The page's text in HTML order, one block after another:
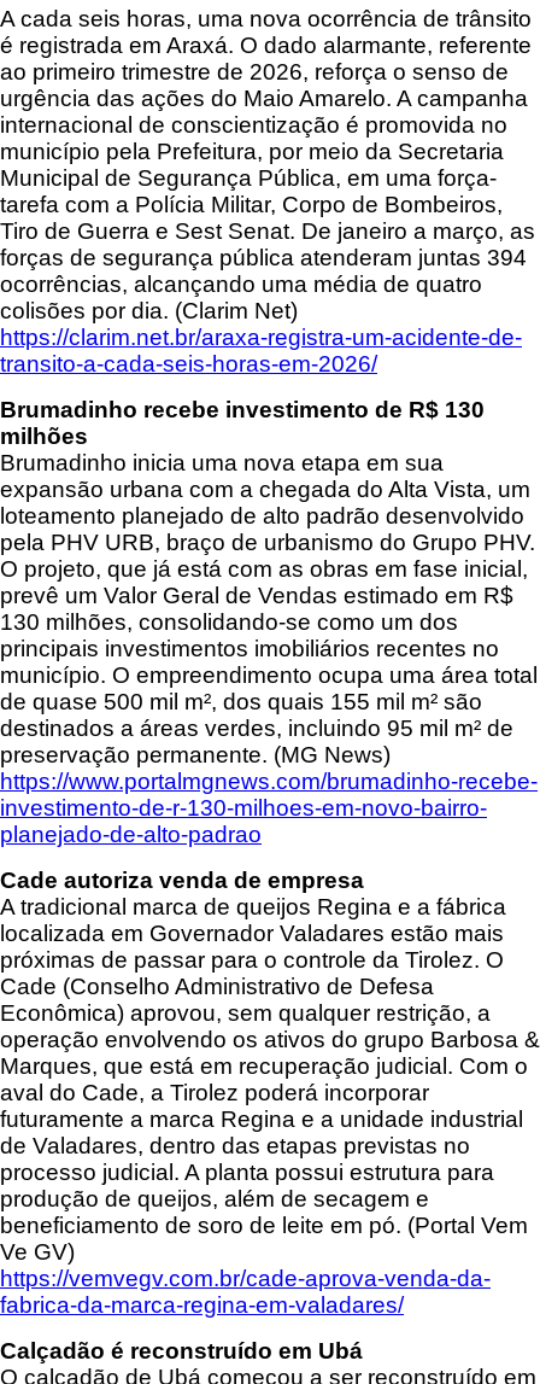
A cada seis horas, uma nova ocorrência de trânsito
é registrada em Araxá. O dado alarmante, referente
ao primeiro trimestre de 2026, reforça o senso de
urgência das ações do Maio Amarelo. A campanha
internacional de conscientização é promovida no
município pela Prefeitura, por meio da Secretaria
Municipal de Segurança Pública, em uma força-
tarefa com a Polícia Militar, Corpo de Bombeiros,
Tiro de Guerra e Sest Senat. De janeiro a março, as
forças de segurança pública atenderam juntas 394
ocorrências, alcançando uma média de quatro
colisões por dia. (Clarim Net)
https://clarim.net.br/araxa-registra-um-acidente-de-
transito-a-cada-seis-horas-em-2026/
Brumadinho recebe investimento de R$ 130
milhões
Brumadinho inicia uma nova etapa em sua
expansão urbana com a chegada do Alta Vista, um
loteamento planejado de alto padrão desenvolvido
pela PHV URB, braço de urbanismo do Grupo PHV.
O projeto, que já está com as obras em fase inicial,
prevê um Valor Geral de Vendas estimado em R$
130 milhões, consolidando-se como um dos
principais investimentos imobiliários recentes no
município. O empreendimento ocupa uma área total
de quase 500 mil m², dos quais 155 mil m² são
destinados a áreas verdes, incluindo 95 mil m² de
preservação permanente. (MG News)
https://www.portalmgnews.com/brumadinho-recebe-
investimento-de-r-130-milhoes-em-novo-bairro-
planejado-de-alto-padrao
Cade autoriza venda de empresa
A tradicional marca de queijos Regina e a fábrica
localizada em Governador Valadares estão mais
próximas de passar para o controle da Tirolez. O
Cade (Conselho Administrativo de Defesa
Econômica) aprovou, sem qualquer restrição, a
operação envolvendo os ativos do grupo Barbosa &
Marques, que está em recuperação judicial. Com o
aval do Cade, a Tirolez poderá incorporar
futuramente a marca Regina e a unidade industrial
de Valadares, dentro das etapas previstas no
processo judicial. A planta possui estrutura para
produção de queijos, além de secagem e
beneficiamento de soro de leite em pó. (Portal Vem
Ve GV)
https://vemvegv.com.br/cade-aprova-venda-da-
fabrica-da-marca-regina-em-valadares/
Calçadão é reconstruído em Ubá
O calçadão de Ubá começou a ser reconstruído em